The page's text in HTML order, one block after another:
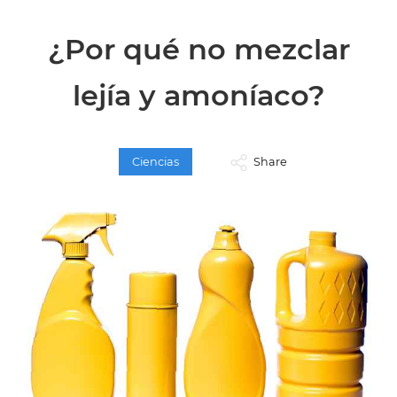
¿Por qué no mezclar
lejía y amoníaco?
Ciencias Share